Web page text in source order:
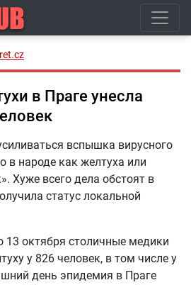
в Праге унесла
вспышка вирусного
в народе как желтуха или
Хуже всего дела обстоят в
статус локальной
13 октября столичные медики
у 826 человек, в том числе у
день эпидемия в Праге